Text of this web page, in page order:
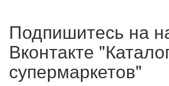
Подпишитесь на
Вконтакте
супермаркетов"